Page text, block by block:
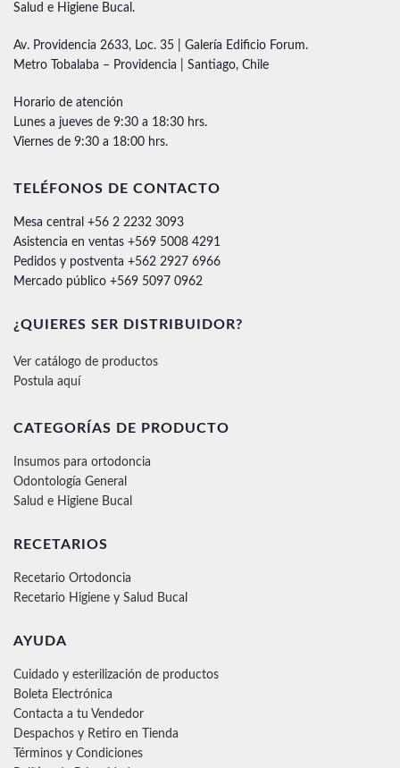
Salud e Higiene Bucal.
Av. Providencia 2633, Loc. 35 | Galería Edificio Forum.
Metro Tobalaba – Providencia | Santiago, Chile
Horario de atención
Lunes a jueves de 9:30 a 18:30 hrs.
Viernes de 9:30 a 18:00 hrs.
TELÉFONOS DE CONTACTO
Mesa central +56 2 2232 3093
Asistencia en ventas +569 5008 4291
Pedidos y postventa +562 2927 6966
Mercado público +569 5097 0962
¿QUIERES SER DISTRIBUIDOR?
Ver catálogo de productos
Postula aquí
CATEGORÍAS DE PRODUCTO
Insumos para ortodoncia
Odontología General
Salud e Higiene Bucal
RECETARIOS
Recetario Ortodoncia
Recetario Higiene y Salud Bucal
AYUDA
Cuidado y esterilización de productos
Boleta Electrónica
Contacta a tu Vendedor
Despachos y Retiro en Tienda
Términos y Condiciones